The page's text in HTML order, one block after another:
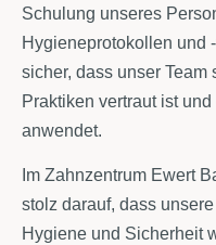
Schulung unseres
Hygieneprotokollen und
sicher, dass unser Team
Praktiken vertraut ist
anwendet.
Im Zahnzentrum Ewert
stolz darauf, dass
Hygiene und Sicherheit